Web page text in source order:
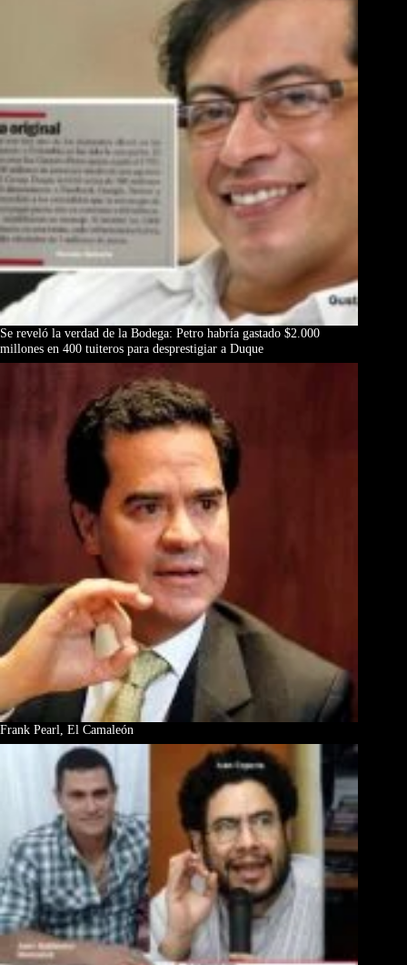
Se reveló la verdad de la Bodega: Petro habría gastado $2.000
millones en 400 tuiteros para desprestigiar a Duque
Frank Pearl, El Camaleón